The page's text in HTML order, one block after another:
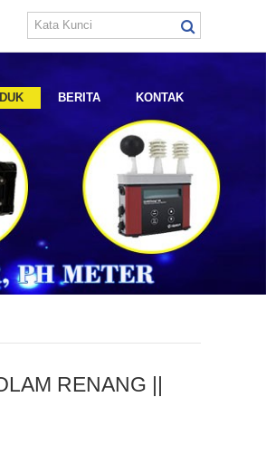
BERITA KONTAK
RENANG ||